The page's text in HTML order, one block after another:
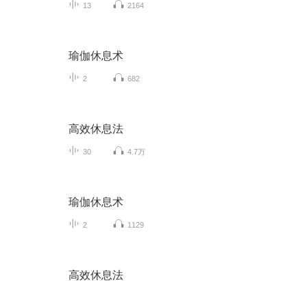
13 2164
瑜伽休息术
2 682
高效休息法
30 4.7万
瑜伽休息术
2 1129
高效休息法